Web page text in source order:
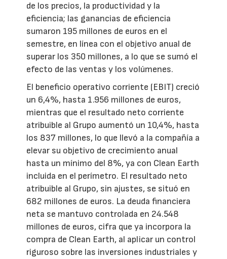
de los precios, la productividad y la
eficiencia; las ganancias de eficiencia
sumaron 195 millones de euros en el
semestre, en línea con el objetivo anual de
superar los 350 millones, a lo que se sumó el
efecto de las ventas y los volúmenes.
El beneficio operativo corriente (EBIT) creció
un 6,4%, hasta 1.956 millones de euros,
mientras que el resultado neto corriente
atribuible al Grupo aumentó un 10,4%, hasta
los 837 millones, lo que llevó a la compañía a
elevar su objetivo de crecimiento anual
hasta un mínimo del 8%, ya con Clean Earth
incluida en el perímetro. El resultado neto
atribuible al Grupo, sin ajustes, se situó en
682 millones de euros. La deuda financiera
neta se mantuvo controlada en 24.548
millones de euros, cifra que ya incorpora la
compra de Clean Earth, al aplicar un control
riguroso sobre las inversiones industriales y